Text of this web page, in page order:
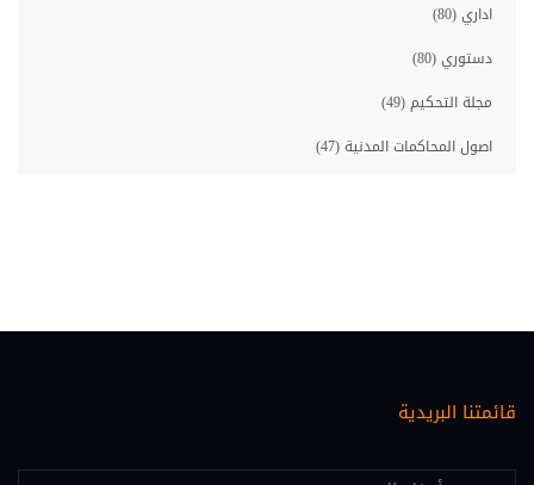
اداري (80)
دستوري (80)
مجلة التحكيم (49)
اصول المحاكمات المدنية (47)
عقاري (30)
قائمتنا البريدية